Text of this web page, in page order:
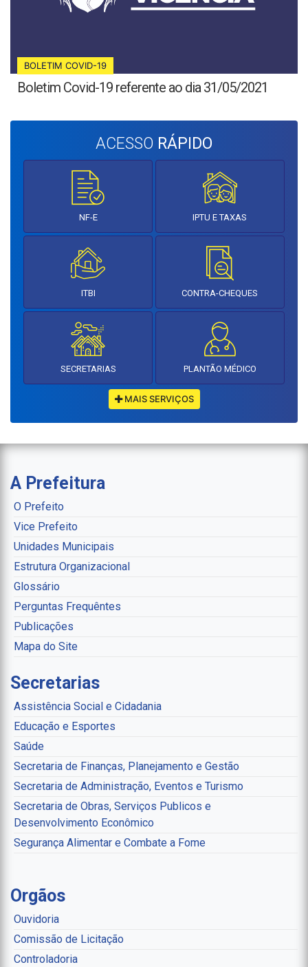
BOLETIM COVID-19
Boletim Covid-19 referente ao dia 31/05/2021
ACESSO RÁPIDO
NF-E IPTU E TAXAS
ITBI CONTRA-CHEQUES
SECRETARIAS PLANTÃO MÉDICO
MAIS SERVIÇOS
A Prefeitura
O Prefeito
Vice Prefeito
Unidades Municipais
Estrutura Organizacional
Glossário
Perguntas Frequêntes
Publicações
Mapa do Site
Secretarias
Assistência Social e Cidadania
Educação e Esportes
Saúde
Secretaria de Finanças, Planejamento e Gestão
Secretaria de Administração, Eventos e Turismo
Secretaria de Obras, Serviços Publicos e
Desenvolvimento Econômico
Segurança Alimentar e Combate a Fome
Orgãos
Ouvidoria
Comissão de Licitação
Controladoria